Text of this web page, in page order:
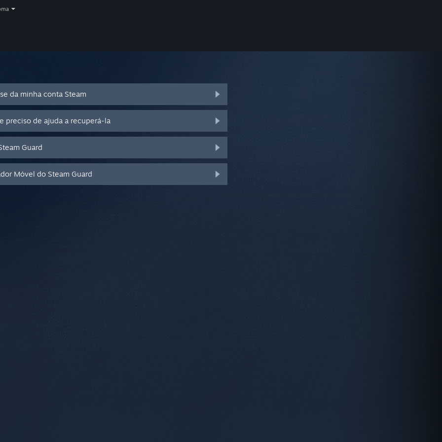
da minha conta Steam
preciso de ajuda a recuperá-la
Guard
Móvel do Steam Guard